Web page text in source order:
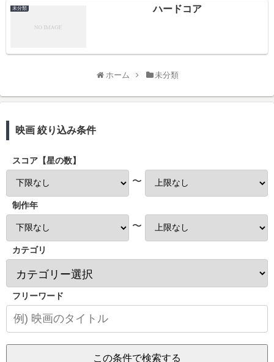
未分類 ハードコア
ホーム 未分類
映画 絞り込み条件
スコア【星の数】
〜
制作年
〜
カテゴリ
フリーワード